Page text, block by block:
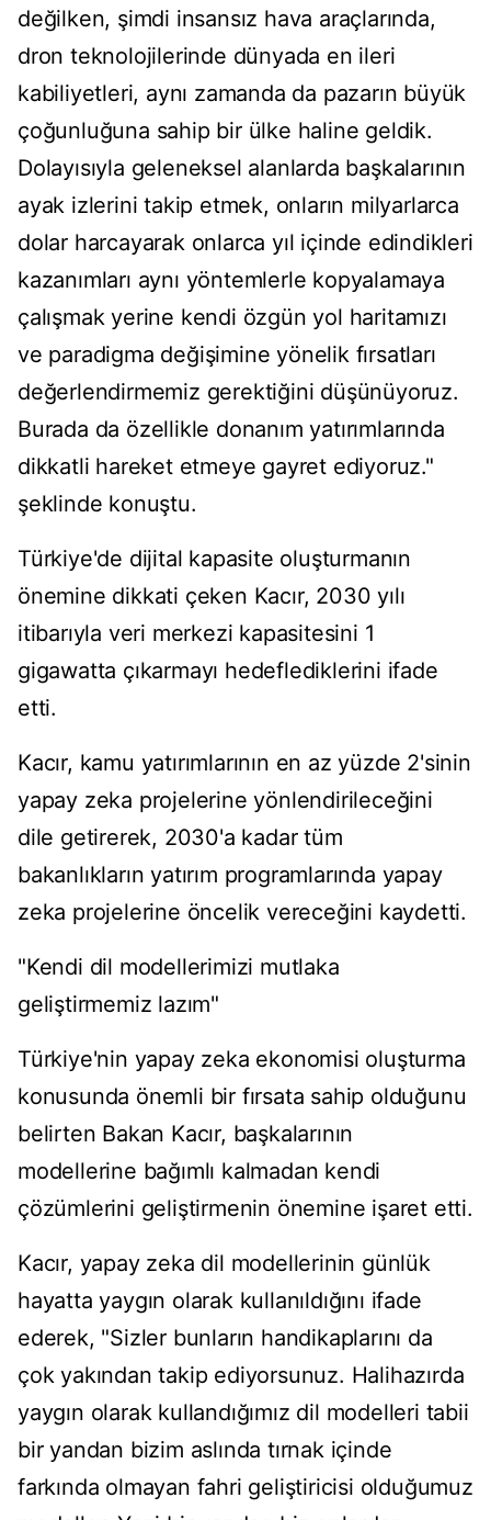
değilken, şimdi insansız hava araçlarında,
dron teknolojilerinde dünyada en ileri
kabiliyetleri, aynı zamanda da pazarın büyük
çoğunluğuna sahip bir ülke haline geldik.
Dolayısıyla geleneksel alanlarda başkalarının
ayak izlerini takip etmek, onların milyarlarca
dolar harcayarak onlarca yıl içinde edindikleri
kazanımları aynı yöntemlerle kopyalamaya
çalışmak yerine kendi özgün yol haritamızı
ve paradigma değişimine yönelik fırsatları
değerlendirmemiz gerektiğini düşünüyoruz.
Burada da özellikle donanım yatırımlarında
dikkatli hareket etmeye gayret ediyoruz."
şeklinde konuştu.
Türkiye'de dijital kapasite oluşturmanın
önemine dikkati çeken Kacır, 2030 yılı
itibarıyla veri merkezi kapasitesini 1
gigawatta çıkarmayı hedeflediklerini ifade
etti.
Kacır, kamu yatırımlarının en az yüzde 2'sinin
yapay zeka projelerine yönlendirileceğini
dile getirerek, 2030'a kadar tüm
bakanlıkların yatırım programlarında yapay
zeka projelerine öncelik vereceğini kaydetti.
"Kendi dil modellerimizi mutlaka
geliştirmemiz lazım"
Türkiye'nin yapay zeka ekonomisi oluşturma
konusunda önemli bir fırsata sahip olduğunu
belirten Bakan Kacır, başkalarının
modellerine bağımlı kalmadan kendi
çözümlerini geliştirmenin önemine işaret etti.
Kacır, yapay zeka dil modellerinin günlük
hayatta yaygın olarak kullanıldığını ifade
ederek, "Sizler bunların handikaplarını da
çok yakından takip ediyorsunuz. Halihazırda
yaygın olarak kullandığımız dil modelleri tabii
bir yandan bizim aslında tırnak içinde
farkında olmayan fahri geliştiricisi olduğumuz